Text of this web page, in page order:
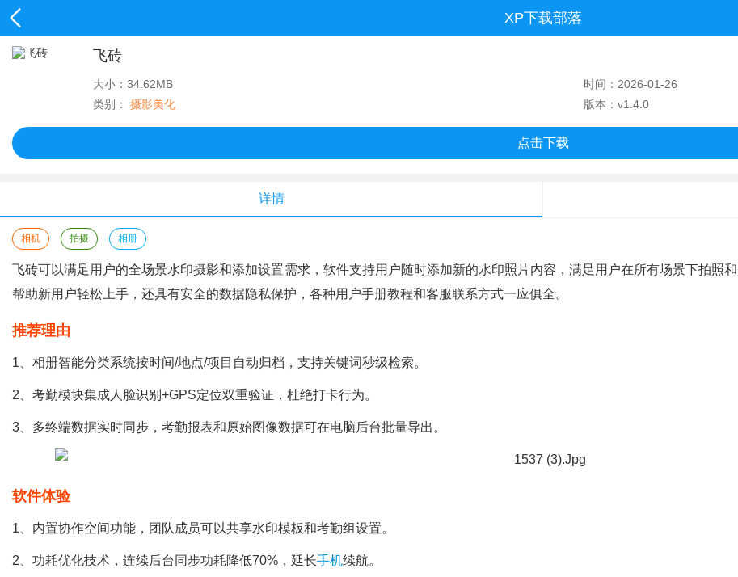
XP下载部落
飞砖
大小：34.62MB
时间：2026-01-26
类别： 摄影美化 版本：v1.4.0
点击下载
详情
相机 拍摄 相册
飞砖可以满足用户的全场景水印摄影和添加设置需求，软件支持用户随时添加新的水印照片内容，满足用户在所有场景下拍照
帮助新用户轻松上手，还具有安全的数据隐私保护，各种用户手册教程和客服联系方式一应俱全。
推荐理由
1、相册智能分类系统按时间/地点/项目自动归档，支持关键词秒级检索。
2、考勤模块集成人脸识别+GPS定位双重验证，杜绝打卡行为。
3、多终端数据实时同步，考勤报表和原始图像数据可在电脑后台批量导出。
软件体验
1、内置协作空间功能，团队成员可以共享水印模板和考勤组设置。
2、功耗优化技术，连续后台同步功耗降低70%，延长手机续航。